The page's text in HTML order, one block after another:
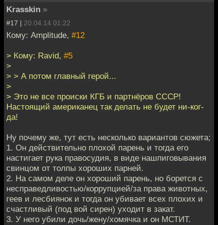
Krasskin »
#17 | 20.04.14 01:22
Кому: Amplitude, #12
> Кому: Ravid, #5
>
> > А потом главный герой...
>
> Это не все происки КГБ и партнёров СССР!
Настоящий американец так делать не будет ни-ког-
да!
Ну почему же, тут есть несколько вариантов сюжета;
1. Он действительно плохой парень и тогда его
настигает рука правосудия, в виде нашпиговывания
свинцом от толпы хороших парней.
2. На самом деле он хороший парень, но борется с
несправедливостью/коррупцией/за права животных,
геев и лесбиянок и тогда он убивает всех плохих и
счастливый (под вой сирен) уходит в закат.
3. У него убили дочь/жену/хомячка и он МСТИТ.